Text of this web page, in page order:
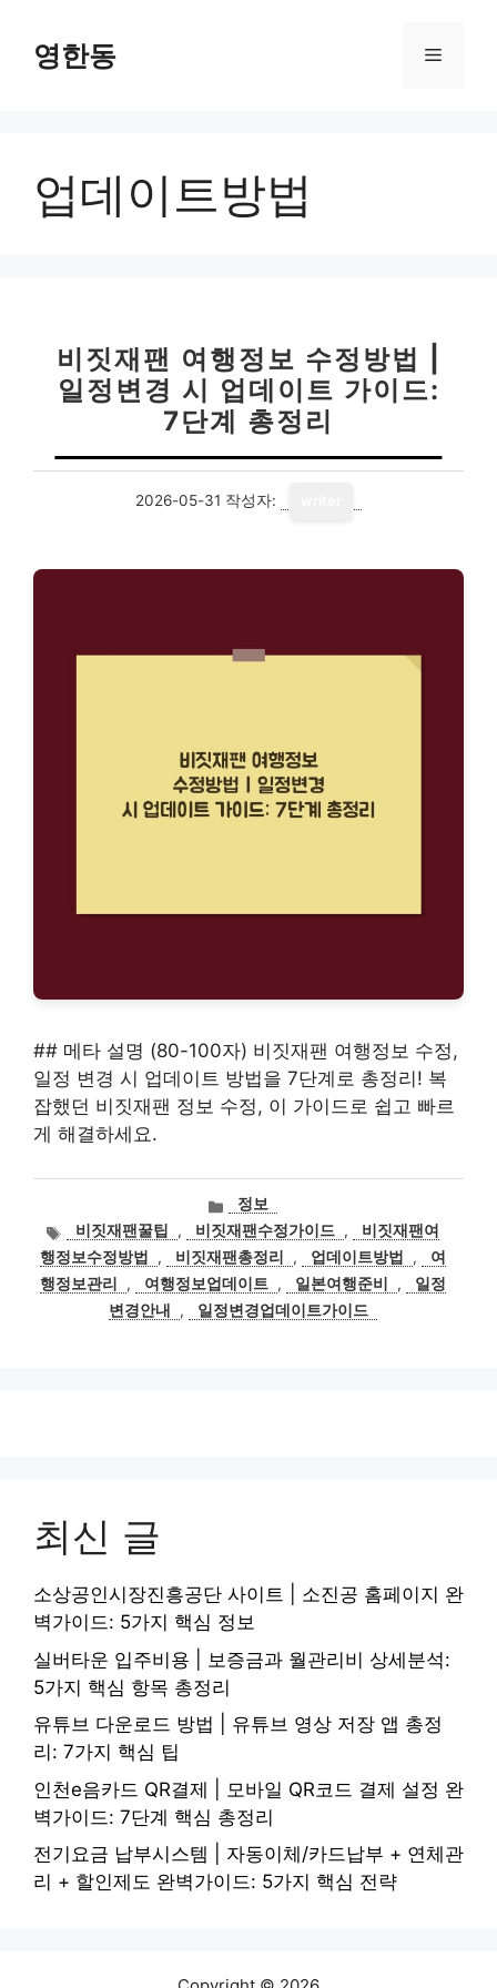
영한동 메
업데이트방법
비짓재팬 여행정보 수정방법 |
일정변경 시 업데이트 가이드:
7단계 총정리
2026-05-31 작성자:
## 메타 설명 (80-100자) 비짓재팬 여행정보 수정,
일정 변경 시 업데이트 방법을 7단계로 총정리! 복
잡했던 비짓재팬 정보 수정, 이 가이드로 쉽고 빠르
게 해결하세요.
카
테
고
리
정보
태
그
비짓재팬꿀팁 , 비짓재팬수정가이드 ,
비짓재팬여
행정보수정방법
, 비짓재팬총정리 , 업데이트방법 ,
여
행정보관리
, 여행정보업데이트 , 일본여행준비 ,
일정
변경안내
, 일정변경업데이트가이드
최신 글
소상공인시장진흥공단 사이트 | 소진공 홈페이지 완
벽가이드: 5가지 핵심 정보
실버타운 입주비용 | 보증금과 월관리비 상세분석:
5가지 핵심 항목 총정리
유튜브 다운로드 방법 | 유튜브 영상 저장 앱 총정
리: 7가지 핵심 팁
인천e음카드 QR결제 | 모바일 QR코드 결제 설정 완
벽가이드: 7단계 핵심 총정리
전기요금 납부시스템 | 자동이체/카드납부 + 연체관
리 + 할인제도 완벽가이드: 5가지 핵심 전략